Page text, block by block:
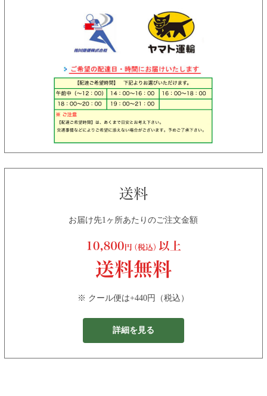
お届け先1ヶ所あたりのご注文金額
※ クール便は+440円（税込）
詳細を見る